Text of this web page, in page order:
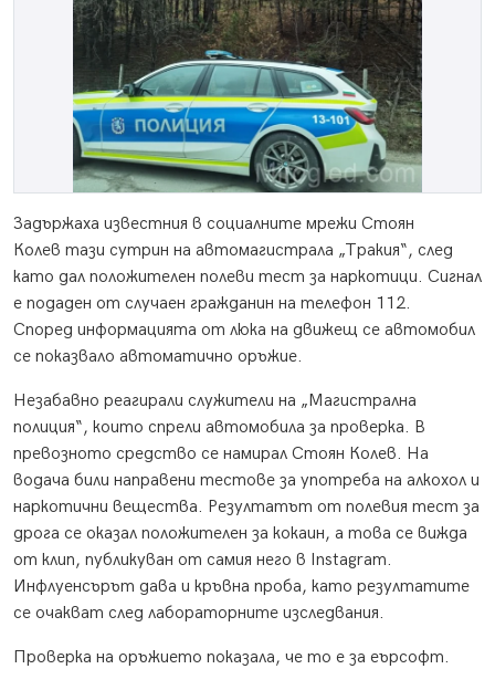
Задържаха известния в социалните мрежи Стоян
Колев тази сутрин на автомагистрала „Тракия“, след
като дал положителен полеви тест за наркотици. Сигнал
е подаден от случаен гражданин на телефон 112.
Според информацията от люка на движещ се автомобил
се показвало автоматично оръжие.
Незабавно реагирали служители на „Магистрална
полиция“, които спрели автомобила за проверка. В
превозното средство се намирал Стоян Колев. На
водача били направени тестове за употреба на алкохол и
наркотични вещества. Резултатът от полевия тест за
дрога се оказал положителен за кокаин, а това се вижда
от клип, публикуван от самия него в Instagram.
Инфлуенсърът дава и кръвна проба, като резултатите
се очакват след лабораторните изследвания.
Проверка на оръжието показала, че то е за еърсофт.